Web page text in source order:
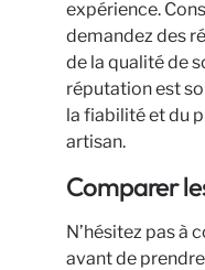
expérience.
demandez des
de la qualité de
réputation est
la fiabilité et du
artisan.
Comparer
N’hésitez pas à
avant de